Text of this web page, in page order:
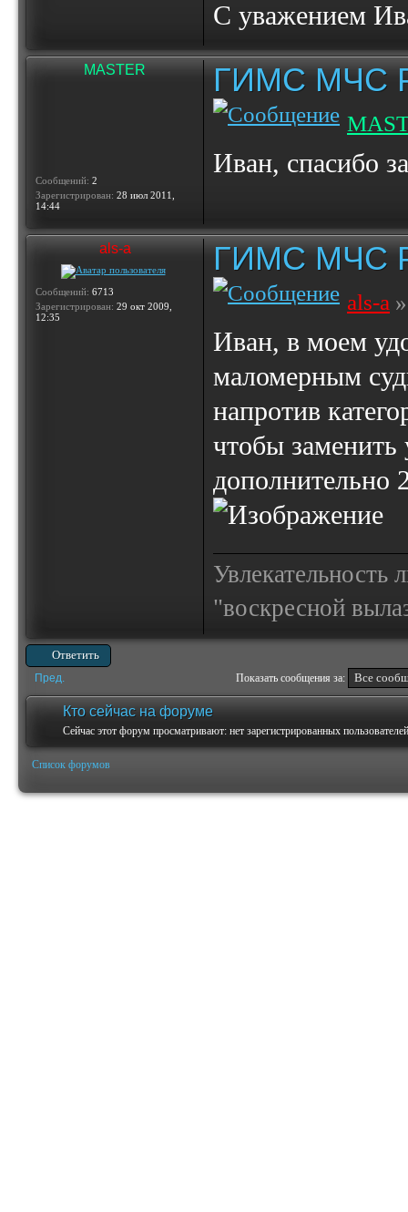
С уважением
MASTER
Сообщений: 2
Зарегистрирован: 28 июл 2011,
14:44
ГИМС МЧС
Иван, спасибо
als-a
Сообщений: 6713
Зарегистрирован: 29 окт 2009,
12:35
ГИМС МЧС
als-a
Иван, в моем
маломерным
напротив
чтобы заменить
дополнительно
Увлекательность
"воскресной
Ответить
Пред. Показать сообщения за:
Кто сейчас на форуме
Сейчас этот форум просматривают: нет зарегистрированных
Список форумов